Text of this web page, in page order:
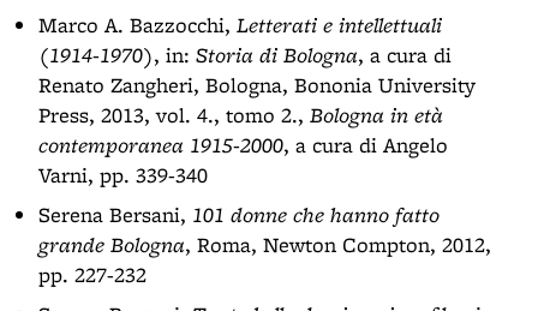
Marco A. Bazzocchi, Letterati e intellettuali
(1914-1970), in: Storia di Bologna, a cura di
Renato Zangheri, Bologna, Bononia University
Press, 2013, vol. 4., tomo 2., Bologna in età
contemporanea 1915-2000, a cura di Angelo
Varni, pp. 339-340
Serena Bersani, 101 donne che hanno fatto
grande Bologna, Roma, Newton Compton, 2012,
pp. 227-232